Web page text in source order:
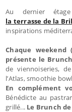
Au dernier
la terrasse de la
inspirations
Chaque
présente le
de viennoiseries,
l’Atlas, smoothie
En complément
Bénédicte au
grillé... Le Brunch